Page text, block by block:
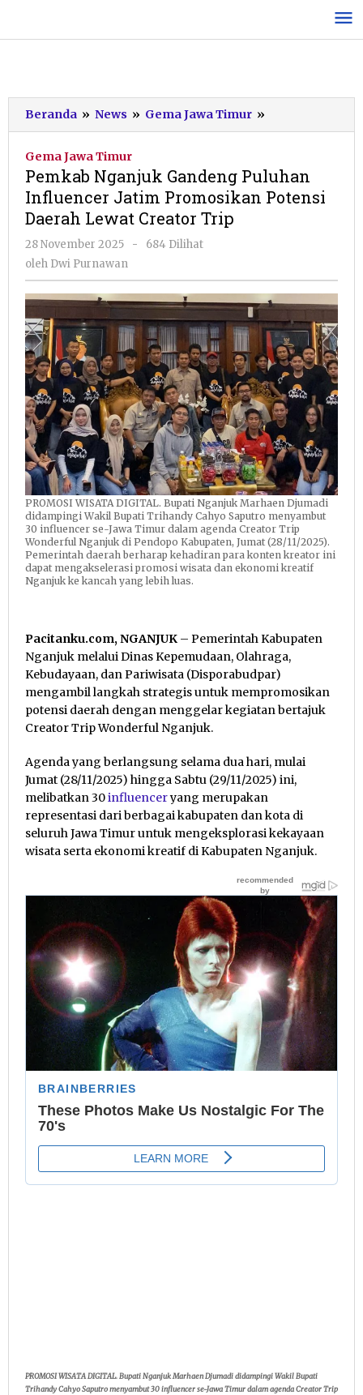
konten
Beranda » News » Gema Jawa Timur »
Nganjuk
Influencer
Jatim
Creator
Trip
Gema Jawa Timur
Pemkab Nganjuk Gandeng Puluhan
Influencer Jatim Promosikan Potensi
Daerah Lewat Creator Trip
28 November 2025
oleh
-
684 Dilihat
oleh Dwi Purnawan
PROMOSI WISATA DIGITAL. Bupati Nganjuk Marhaen Djumadi
didampingi Wakil Bupati Trihandy Cahyo Saputro menyambut
30 influencer se-Jawa Timur dalam agenda Creator Trip
Wonderful Nganjuk di Pendopo Kabupaten, Jumat (28/11/2025).
Pemerintah daerah berharap kehadiran para konten kreator ini
dapat mengakselerasi promosi wisata dan ekonomi kreatif
Nganjuk ke kancah yang lebih luas.
Pacitanku.com, NGANJUK – Pemerintah Kabupaten
Nganjuk melalui Dinas Kepemudaan, Olahraga,
Kebudayaan, dan Pariwisata (Disporabudpar)
mengambil langkah strategis untuk mempromosikan
potensi daerah dengan menggelar kegiatan bertajuk
Creator Trip Wonderful Nganjuk.
Agenda yang berlangsung selama dua hari, mulai
Jumat (28/11/2025) hingga Sabtu (29/11/2025) ini,
melibatkan 30influenceryang merupakan
representasi dari berbagai kabupaten dan kota di
seluruh Jawa Timur untuk mengeksplorasi kekayaan
wisata serta ekonomi kreatif di Kabupaten Nganjuk.
PROMOSI WISATA DIGITAL. Bupati Nganjuk Marhaen Djumadi didampingi Wakil Bupati
Trihandy Cahyo Saputro menyambut 30 influencer se-Jawa Timur dalam agenda Creator Trip